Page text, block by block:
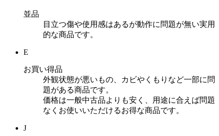
並品
目立つ傷や使用感はあるが動作に問題が無い実用
的な商品です。
E
お買い得品
外観状態が悪いもの、カビやくもりなど一部に問
題がある商品です。
価格は一般中古品よりも安く、用途に合えば問題
なくお使いいただけるお得な商品です。
J